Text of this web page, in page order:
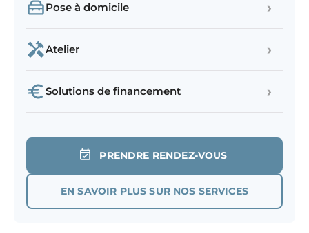
Pose à domicile ›
Atelier ›
Solutions de financement ›
PRENDRE RENDEZ-VOUS
EN SAVOIR PLUS SUR NOS SERVICES